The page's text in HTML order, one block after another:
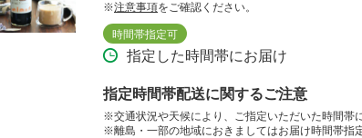
※注意事項をご確認ください。
時間帯指定可
指定した時間帯にお届け
指定時間帯配送に関するご注意
※交通状況や天候により、ご指定いただいた時間帯
※離島・一部の地域におきましてはお届け時間帯指